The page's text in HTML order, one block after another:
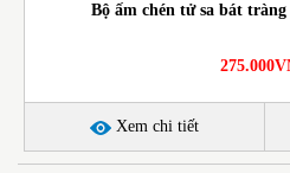
Bộ ấm chén tử sa bát
Xem chi tiết